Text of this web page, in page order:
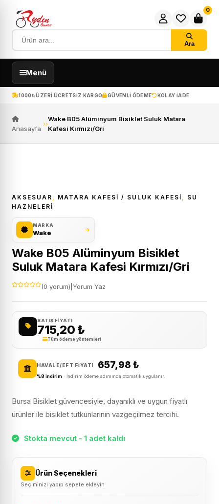
Ara
0
Menü
1000₺ ÜZERI ÜCRETSIZ KARGO GÜVENLI ÖDEME KOLAY IADE
Anasayfa
››
Wake B05 Alüminyum Bisiklet Suluk Matara
Kafesi Kırmızı/Gri
AKSESUAR MATARA KAFESI / SULUK KAFESI
SU
HAZNELERI
MARKA
Wake
Wake B05 Alüminyum Bisiklet
Suluk Matara Kafesi Kırmızı/Gri
(0 yorum) Yorum Yaz
SATIŞ FIYATI
715,20 ₺
Tüm ödeme yöntemleri
HAVALE/EFT FIYATI 657,98 ₺
%8 indirim · İndirim ödeme adımında otomatik uygulanır.
Bursa Bisiklet güvencesiyle, dayanıklı ve uygun fiyatlı
ürünler ile bisiklet tutkunlarının vazgeçilmez tercihi.
Stokta mevcut - 1 adet kaldı
Ürün Seçenekleri
Seçiminizi yapıp sepete ekleyin